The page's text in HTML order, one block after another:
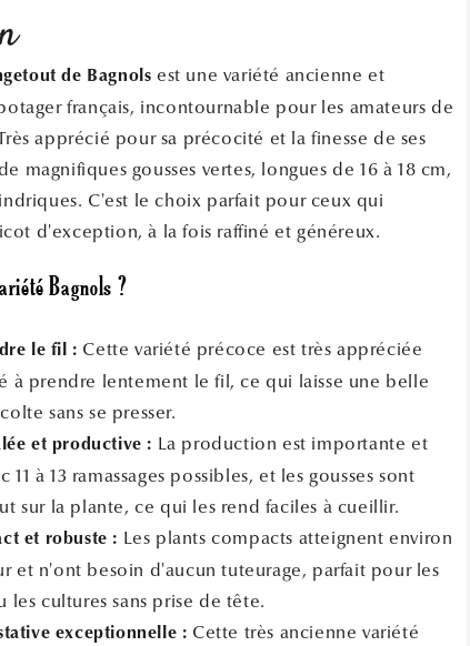
de Bagnols est une variété ancienne et
français, incontournable pour les amateurs de
apprécié pour sa précocité et la finesse de ses
magnifiques gousses vertes, longues de 16 à 18 cm,
C'est le choix parfait pour ceux qui
d'exception, à la fois raffiné et généreux.
Bagnols ?
le fil : Cette variété précoce est très appréciée
à prendre lentement le fil, ce qui laisse une belle
sans se presser.
et productive : La production est importante et
11 à 13 ramassages possibles, et les gousses sont
sur la plante, ce qui les rend faciles à cueillir.
et robuste : Les plants compacts atteignent environ
et n'ont besoin d'aucun tuteurage, parfait pour les
les cultures sans prise de tête.
exceptionnelle : Cette très ancienne variété